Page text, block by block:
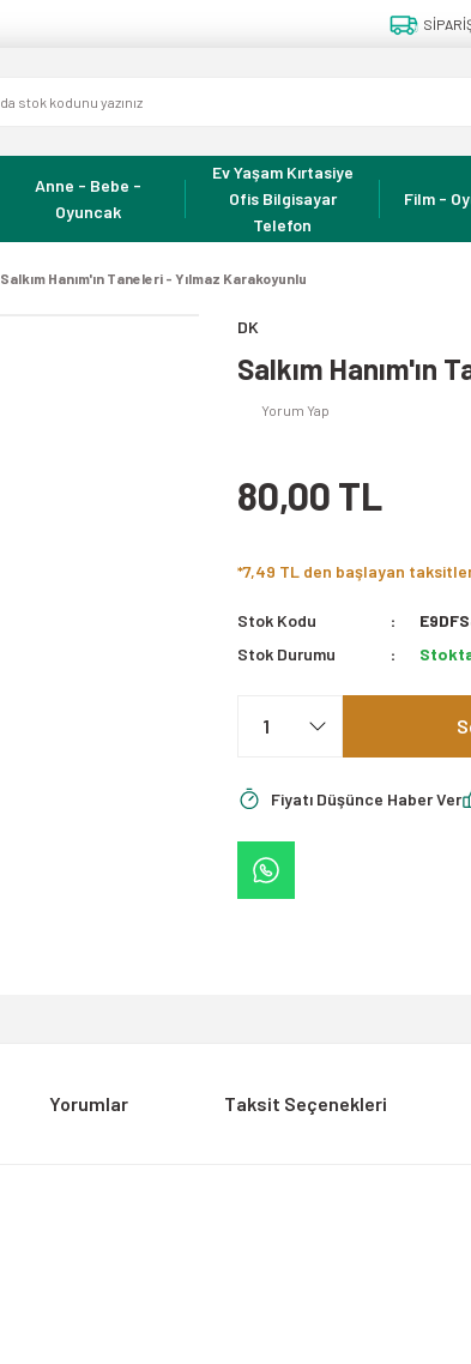
Anne - Bebe -
Oyuncak
Ev Yaşam Kırtasiye
Ofis Bilgisayar
Telefon
Film -
Salkım Hanım'ın Taneleri - Yılmaz Karakoyunlu
DK
Salkım Hanım'ın
Yorum Yap
80,00 TL
*7,49 TL den başlayan
Stok Kodu
Stok Durumu
Fiyatı Düşünce Haber Ver
Yorumlar Taksit Seçenekleri